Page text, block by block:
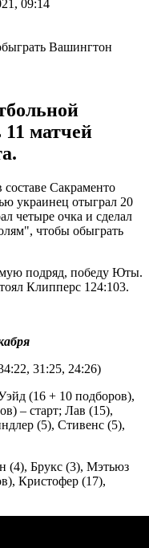
09:14
11 матчей
Сакраменто
украинец отыграл 20
четыре очка и сделал
чтобы обыграть
подряд, победу Юты.
Клипперс 124:103.
31:25, 24:26)
(16 + 10 подборов),
– старт; Лав (15),
(5), Стивенс (5),
(4), Брукс (3), Мэтьюз
Кристофер (17),